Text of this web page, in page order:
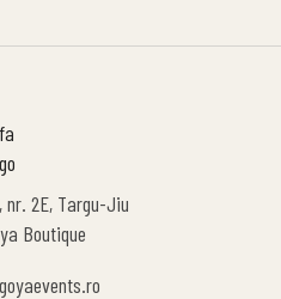
nr. 2E, Targu-Jiu
Boutique